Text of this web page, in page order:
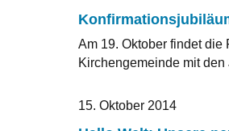
Am 19. Oktober findet
Kirchengemeinde mit
15. Oktober 2014